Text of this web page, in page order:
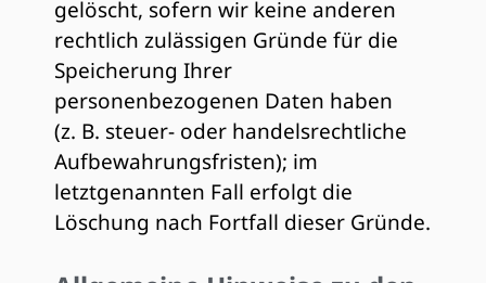
gelöscht, sofern wir keine anderen
rechtlich zulässigen Gründe für die
Speicherung Ihrer
personenbezogenen Daten haben
(z. B. steuer- oder handelsrechtliche
Aufbewahrungsfristen); im
letztgenannten Fall erfolgt die
Löschung nach Fortfall dieser Gründe.